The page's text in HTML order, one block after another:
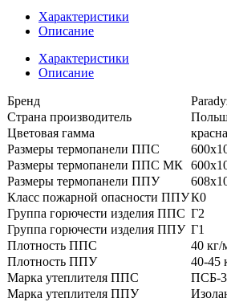
Характеристики
Описание
Характеристики
Описание
Бренд
Страна производитель
Цветовая гамма
Размеры термопанели ППС
Размеры термопанели ППС МК
Размеры термопанели ППУ
Класс пожарной опасности ППУК0
Группа горючести изделия ППС Г2
Группа горючести изделия ППУ Г1
Плотность ППС
40 кг/
Плотность ППУ
40-45
Марка утеплителя ППС
ПСБ-
Марка утеплителя ППУ